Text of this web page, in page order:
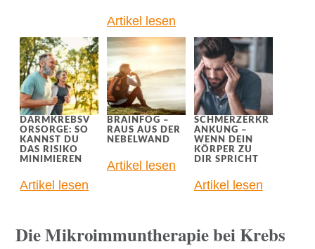
Artikel lesen
DARMKREBSV
ORSORGE: SO
KANNST DU
DAS RISIKO
MINIMIEREN
Artikel lesen
BRAINFOG –
RAUS AUS DER
NEBELWAND
Artikel lesen
SCHMERZERKR
ANKUNG –
WENN DEIN
KÖRPER ZU
DIR SPRICHT
Artikel lesen
Die Mikroimmuntherapie bei Krebs